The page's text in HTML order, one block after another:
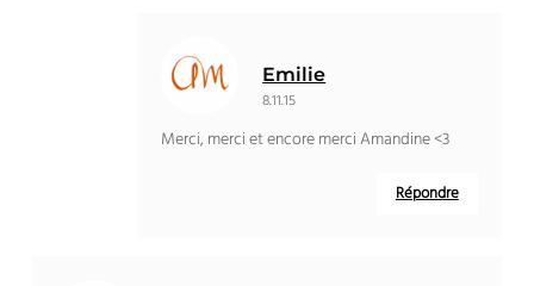
Emilie
8.11.15
Merci, merci et encore merci Amandine <3
Répondre